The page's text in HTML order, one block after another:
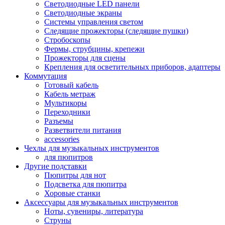
Светодиодные LED панели
Светодиодные экраны
Системы управления светом
Следящие прожекторы (следящие пушки)
Стробоскопы
Фермы, струбцины, крепежи
Прожекторы для сцены
Крепления для осветительных приборов, адаптеры
Коммутация
Готовый кабель
Кабель метраж
Мультикоры
Переходники
Разъемы
Разветвители питания
accessories
Чехлы для музыкальных инструментов
для пюпитров
Другие подставки
Пюпитры для нот
Подсветка для пюпитра
Хоровые станки
Аксессуары для музыкальных инструментов
Ноты, сувениры, литература
Струны